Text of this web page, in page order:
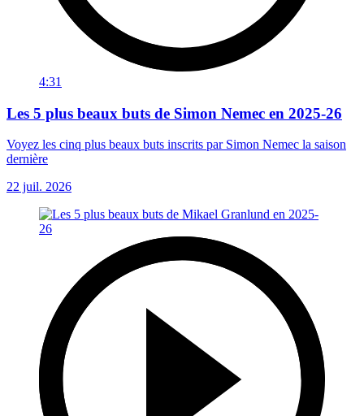
4:31
Les 5 plus beaux buts de Simon Nemec en 2025-26
Voyez les cinq plus beaux buts inscrits par Simon Nemec la saison
dernière
22 juil. 2026